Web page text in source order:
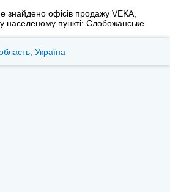
офісів продажу VEKA,
населеному пункті: Слобожанське